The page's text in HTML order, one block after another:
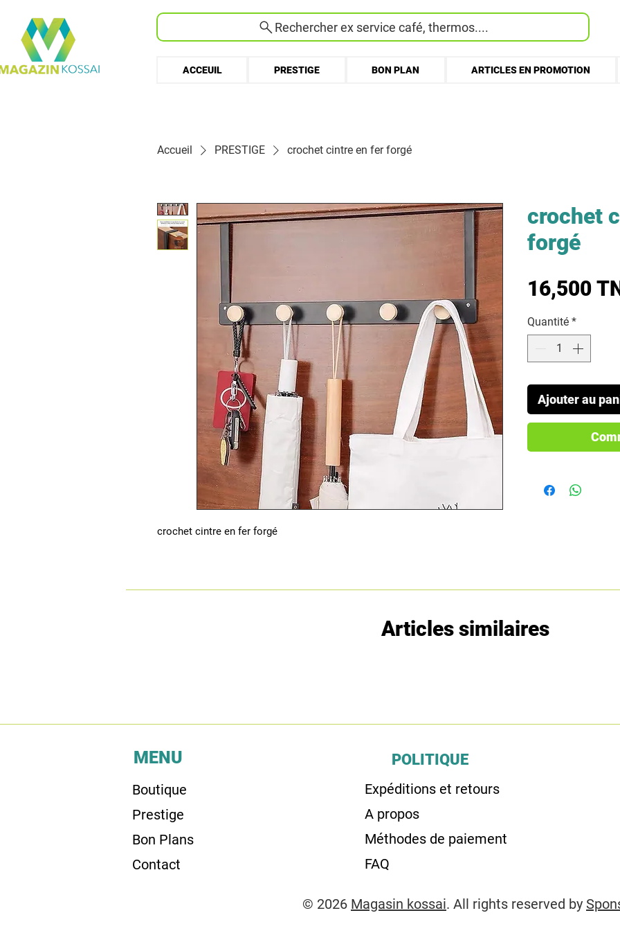
Rechercher ex service café, thermos....
ACCEUIL PRESTIGE BON PLAN ARTICLES EN PROMOTION
Accueil PRESTIGE crochet cintre en fer forgé
crochet cintre en fer forgé
crochet
forgé
16,500
Quantité *
Ajouter au
Articles similaires
MENU
Boutique
Prestige
Bon Plans
Contact
POLITIQUE
Expéditions et retours
A propos
Méthodes de paiement
FAQ
© 2026 Magasin kossai. All rights reserved by